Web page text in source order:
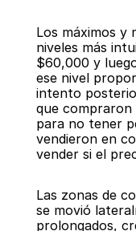
Los máximos y
niveles más
$60,000 y
ese nivel
intento
que
para no tener
vendieron en
vender si el
Las zonas de
se movió
prolongados,